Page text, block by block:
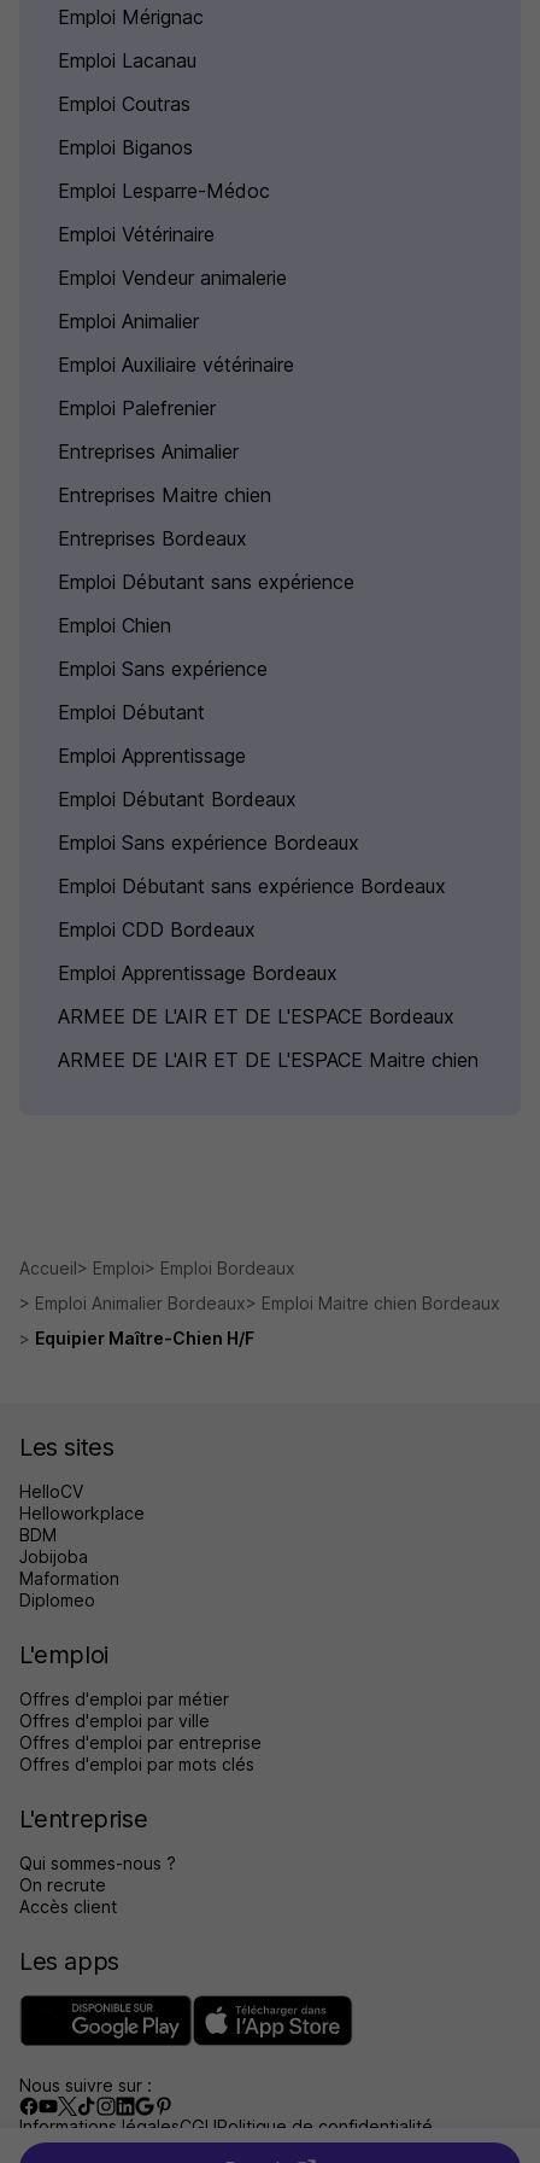
Emploi Mérignac
Emploi Lacanau
Emploi Coutras
Emploi Biganos
Emploi Lesparre-Médoc
Emploi Vétérinaire
Emploi Vendeur animalerie
Emploi Animalier
Emploi Auxiliaire vétérinaire
Emploi Palefrenier
Entreprises Animalier
Entreprises Maitre chien
Entreprises Bordeaux
Emploi Débutant sans expérience
Emploi Chien
Emploi Sans expérience
Emploi Débutant
Emploi Apprentissage
Emploi Débutant Bordeaux
Emploi Sans expérience Bordeaux
Emploi Débutant sans expérience Bordeaux
Emploi CDD Bordeaux
Emploi Apprentissage Bordeaux
ARMEE DE L'AIR ET DE L'ESPACE Bordeaux
ARMEE DE L'AIR ET DE L'ESPACE Maitre chien
Accueil Emploi
Emploi Bordeaux
Emploi Animalier Bordeaux
Emploi Maitre chien Bordeaux
Equipier Maître-Chien H/F
Les sites
HelloCV
Helloworkplace
BDM
Jobijoba
Maformation
Diplomeo
L'emploi
Offres d'emploi par métier
Offres d'emploi par ville
Offres d'emploi par entreprise
Offres d'emploi par mots clés
L'entreprise
Qui sommes-nous ?
On recrute
Accès client
Les apps
Nous suivre sur :
Informations légalesCGUPolitique de confidentialité
Gérer les traceursAccessibilité : non conforme